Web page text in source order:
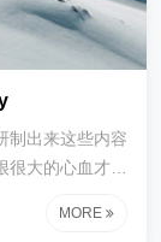
制出来这些内容
大的心血才研
MORE